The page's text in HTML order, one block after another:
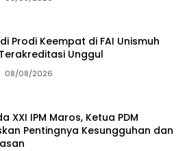
Prodi Keempat di FAI Unismuh
Unggul
08/08/2026
XXI IPM Maros, Ketua PDM
Pentingnya Kesungguhan dan